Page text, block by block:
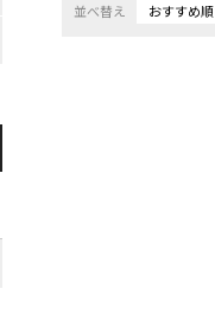
並べ替え おすすめ順